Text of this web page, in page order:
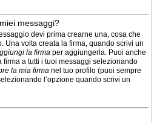
messaggi?
devi prima crearne una, cosa che
Una volta creata la firma, quando scrivi un
la firma per aggiungerla. Puoi anche
a tutti i tuoi messaggi selezionando
la mia firma nel tuo profilo (puoi sempre
l’opzione quando scrivi un